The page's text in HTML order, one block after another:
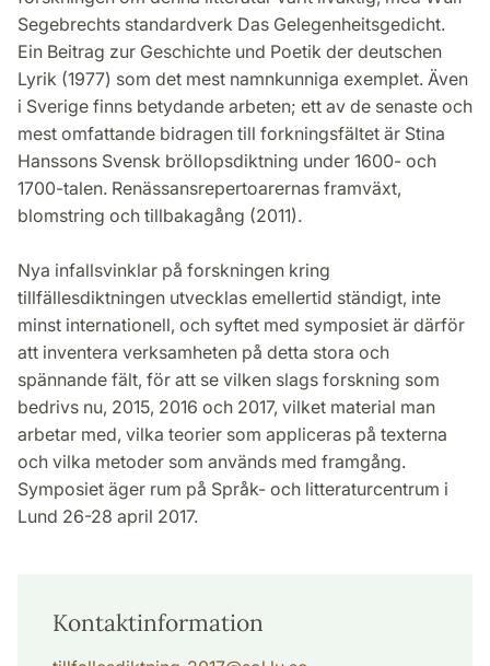
Segebrechts standardverk Das Gelegenheitsgedicht.
Ein Beitrag zur Geschichte und Poetik der deutschen
Lyrik (1977) som det mest namnkunniga exemplet. Även
i Sverige finns betydande arbeten; ett av de senaste och
mest omfattande bidragen till forkningsfältet är Stina
Hanssons Svensk bröllopsdiktning under 1600- och
1700-talen. Renässansrepertoarernas framväxt,
blomstring och tillbakagång (2011).
Nya infallsvinklar på forskningen kring
tillfällesdiktningen utvecklas emellertid ständigt, inte
minst internationell, och syftet med symposiet är därför
att inventera verksamheten på detta stora och
spännande fält, för att se vilken slags forskning som
bedrivs nu, 2015, 2016 och 2017, vilket material man
arbetar med, vilka teorier som appliceras på texterna
och vilka metoder som används med framgång.
Symposiet äger rum på Språk- och litteraturcentrum i
Lund 26-28 april 2017.
Kontaktinformation